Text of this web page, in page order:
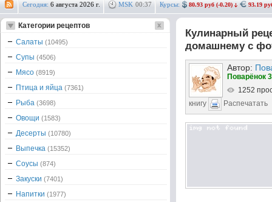
Сегодня: 6 августа 2026 г. MSK 00:37 Курсы: 80.93 руб (-0.20) 93.19
Кулинарный
домашнему с
Автор:
Поварёнок
1252
книгу
Распечатать
Категории рецептов
Салаты (10495)
Супы (4506)
Мясо (8919)
Птица и яйца (7361)
Рыба (3698)
Овощи (1583)
Десерты (10780)
Выпечка (15352)
Соусы (874)
Закуски (7401)
Напитки (1977)